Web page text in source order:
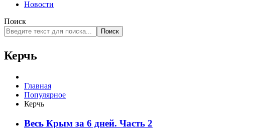
Новости
Поиск
Поиск
Керчь
Главная
Популярное
Керчь
Весь Крым за 6 дней. Часть 2